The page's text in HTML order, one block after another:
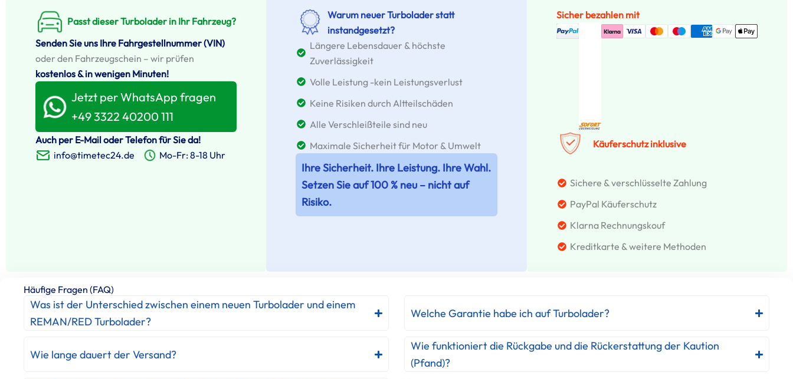
Passt dieser Turbolader in Ihr Fahrzeug?
Senden Sie uns Ihre Fahrgestellnummer (VIN)
oder den Fahrzeugschein – wir prüfen
kostenlos & in wenigen Minuten!
Jetzt per WhatsApp fragen
+49 3322 40200 111
Auch per E-Mail oder Telefon für Sie da!
info@timetec24.de
Mo-Fr: 8-18 Uhr
Warum neuer Turbolader statt
instandgesetzt?
Längere Lebensdauer & höchste
Zuverlässigkeit
Volle Leistung -kein Leistungsverlust
Keine Risiken durch Altteilschäden
Alle Verschleißteile sind neu
Maximale Sicherheit für Motor & Umwelt
Ihre Sicherheit. Ihre Leistung. Ihre Wahl.
Setzen Sie auf 100 % neu – nicht auf
Risiko.
Sicher bezahlen mit
Käuferschutz inklusive
Sichere & verschlüsselte Zahlung
PayPal Käuferschutz
Klarna Rechnungskouf
Kreditkarte & weitere Methoden
Häufige Fragen (FAQ)
Was ist der Unterschied zwischen einem neuen Turbolader und einem
REMAN/RED Turbolader?
Welche Garantie habe ich auf Turbolader?
Wie lange dauert der Versand?
Wie funktioniert die Rückgabe und die Rückerstattung der Kaution
(Pfand)?